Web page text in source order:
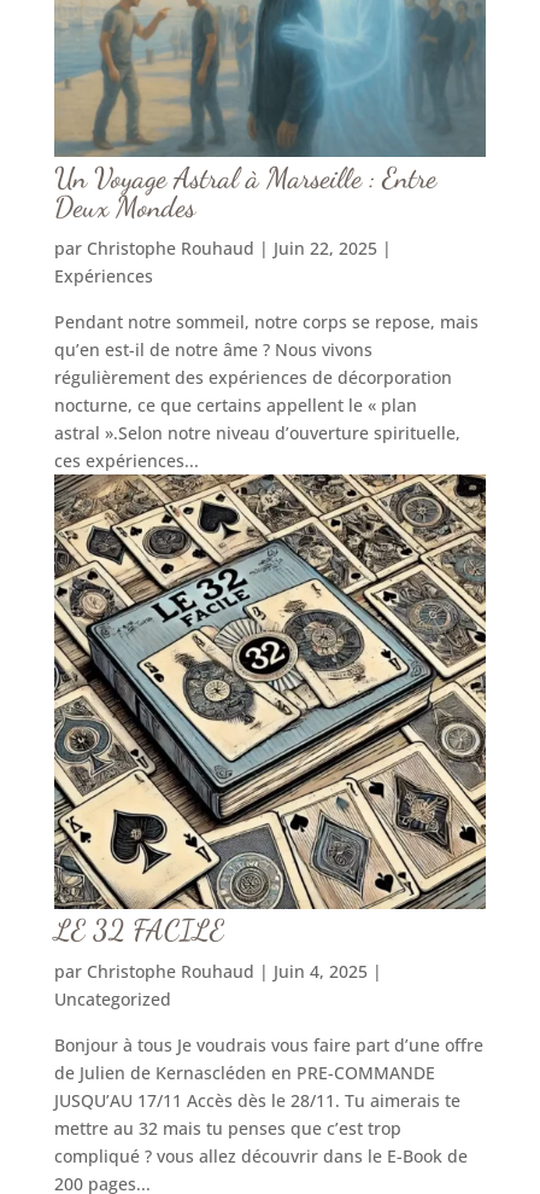
Un Voyage Astral à Marseille : Entre
Deux Mondes
par Christophe Rouhaud | Juin 22, 2025|
Expériences
Pendant notre sommeil, notre corps se repose, mais
qu’en est-il de notre âme ? Nous vivons
régulièrement des expériences de décorporation
nocturne, ce que certains appellent le « plan
astral ».Selon notre niveau d’ouverture spirituelle,
ces expériences...
LE 32 FACILE
par Christophe Rouhaud | Juin 4, 2025|
Uncategorized
Bonjour à tous Je voudrais vous faire part d’une offre
de Julien de Kernascléden en PRE-COMMANDE
JUSQU’AU 17/11 Accès dès le 28/11. Tu aimerais te
mettre au 32 mais tu penses que c’est trop
compliqué ? vous allez découvrir dans le E-Book de
200 pages...